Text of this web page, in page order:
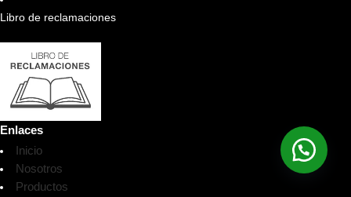
Libro de reclamaciones
Enlaces
Inicio
Nosotros
Productos